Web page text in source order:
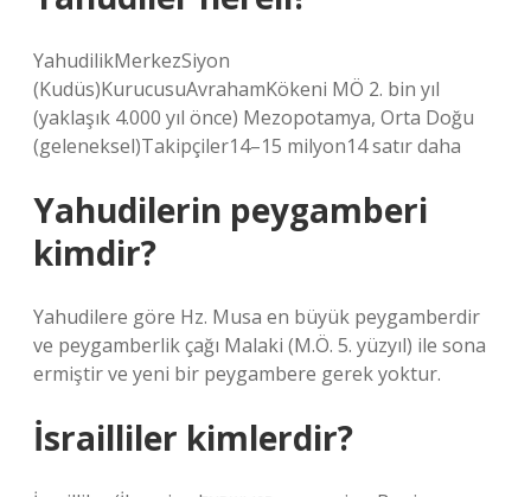
YahudilikMerkezSiyon
(Kudüs)KurucusuAvrahamKökeni MÖ 2. bin yıl
(yaklaşık 4.000 yıl önce) Mezopotamya, Orta Doğu
(geleneksel)Takipçiler14–15 milyon14 satır daha
Yahudilerin peygamberi
kimdir?
Yahudilere göre Hz. Musa en büyük peygamberdir
ve peygamberlik çağı Malaki (M.Ö. 5. yüzyıl) ile sona
ermiştir ve yeni bir peygambere gerek yoktur.
İsrailliler kimlerdir?